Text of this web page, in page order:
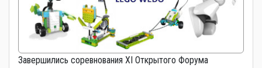
Завершились соревнования XI Открытого Форума